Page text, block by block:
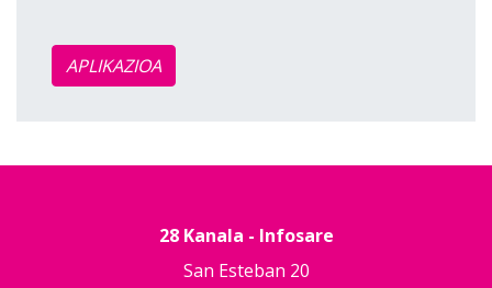
APLIKAZIOA
28 Kanala - Infosare
San Esteban 20